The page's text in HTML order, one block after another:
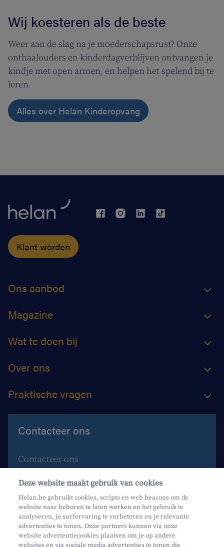
Wij koesteren als de beste
Weer aan de slag na je moederschapsrust? Onze
onthaalouders en kinderdagverblijven ontvangen je
kindje met open armen, en helpen het spelend bij te
leren.
Alles over Helan Kinderopvang
Klant worden
Ons aanbod
Magazine
Wat te doen bij
Over ons
Praktische vragen
Contacteer ons
Contacteer ons
Maak een afspraak
Waar vind je ons?
Phishing
Deze website maakt gebruik van cookies
Helan.be gebruikt cookies, scripts en web beacons om de
website naar behoren te laten werken en het gebruik te
analyseren, je surfervaring te verbeteren en je relevante
advertenties te tonen. Onze partners kunnen via onze
website advertentiecookies plaatsen om je op andere
websites en via sociale media advertenties te tonen die